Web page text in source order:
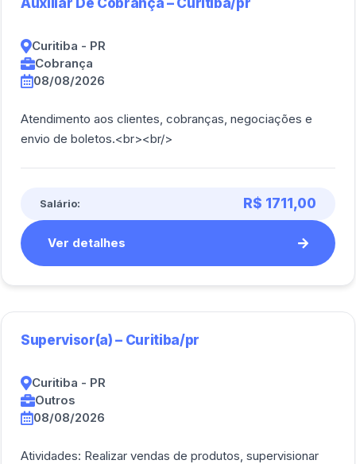
Auxiliar De Cobrança – Curitiba/pr
Curitiba - PR
Cobrança
08/08/2026
Atendimento aos clientes, cobranças, negociações e
envio de boletos.<br><br/>
Salário: R$ 1711,00
Ver detalhes
Supervisor(a) – Curitiba/pr
Curitiba - PR
Outros
08/08/2026
Atividades: Realizar vendas de produtos, supervisionar